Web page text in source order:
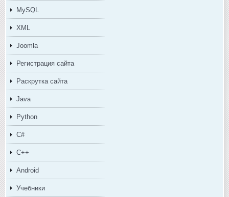
MySQL
XML
Joomla
Регистрация сайта
Раскрутка сайта
Java
Python
C#
C++
Android
Учебники